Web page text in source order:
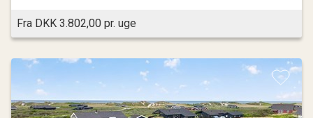
Fra DKK 3.802,00 pr. uge